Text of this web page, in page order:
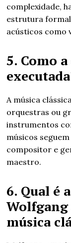
complexidade,
estrutura
acústicos como
5. Como
A música
orquestras ou
instrumentos
músicos
compositor e
maestro.
6. Qual é
música